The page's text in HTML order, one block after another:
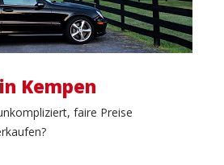
Kempen
faire Preise